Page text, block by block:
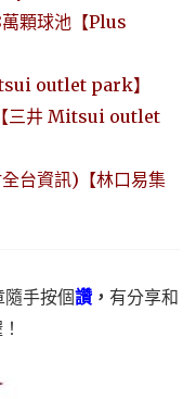
顆球池【Plus
outlet park】
三井 Mitsui outlet
台資訊)【林口易集
手按個讚 ， 有分享和